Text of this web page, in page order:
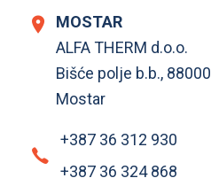
MOSTAR
ALFA THERM d.o.o.
Bišće polje b.b., 88000
Mostar
+387 36 312 930
+387 36 324 868